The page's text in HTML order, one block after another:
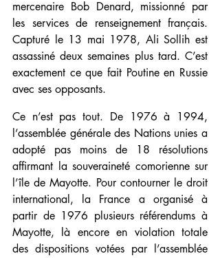
mercenaire Bob Denard, missionné par
les services de renseignement français.
Capturé le 13 mai 1978, Ali Sollih est
assassiné deux semaines plus tard. C’est
exactement ce que fait Poutine en Russie
avec ses opposants.
Ce n’est pas tout. De 1976 à 1994,
l’assemblée générale des Nations unies a
adopté pas moins de 18 résolutions
affirmant la souveraineté comorienne sur
l’île de Mayotte. Pour contourner le droit
international, la France a organisé à
partir de 1976 plusieurs référendums à
Mayotte, là encore en violation totale
des dispositions votées par l’assemblée